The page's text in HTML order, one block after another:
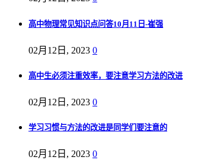
高中物理常见知识点问答10月11日-崔强
02月12日, 2023 0
高中生必须注重效率，要注意学习方法的改进
02月12日, 2023 0
学习习惯与方法的改进是同学们要注意的
02月12日, 2023 0